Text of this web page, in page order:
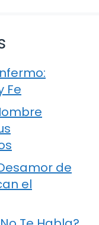
Fe
de
el